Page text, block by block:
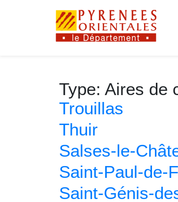
Type: Aires de
Trouillas
Thuir
Salses-le-
Saint-Paul-de-
Saint-Génis-